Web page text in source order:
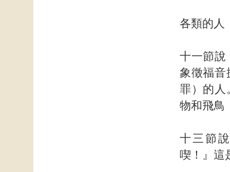
各類的人
十一節說
象徵福音
罪）的人
物和飛鳥
十三節
喫！』這